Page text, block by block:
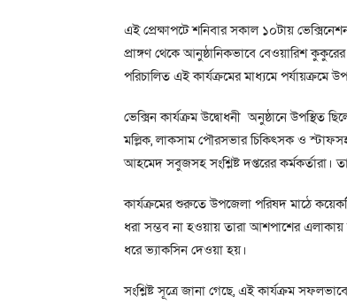
এই প্রেক্ষাপটে শনিবার সকাল ১০টায়
প্রাঙ্গণ থেকে আনুষ্ঠানিকভাবে বেওয়ারিশ
পরিচালিত এই কার্যক্রমের মাধ্যমে
ভেক্সিন কার্যক্রম উদ্বোধনী অনুষ্ঠানে উপস্থিত
মল্লিক, লাকসাম পৌরসভার চিকিৎসক ও
আহমেদ সবুজসহ সংশ্লিষ্ট দপ্তরের
কার্যক্রমের শুরুতে উপজেলা পরিষদ মাঠে
ধরা সম্ভব না হওয়ায় তারা আশপাশের
ধরে ভ্যাকসিন দেওয়া হয়।
সংশ্লিষ্ট সূত্রে জানা গেছে, এই কার্যক্রম